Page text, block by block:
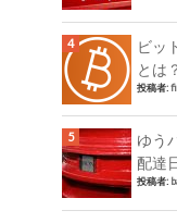
ビッ
とは
投稿者:
ゆう
配達
投稿者: